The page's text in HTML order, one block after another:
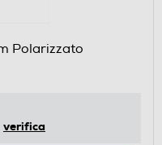
Polarizzato
verifica